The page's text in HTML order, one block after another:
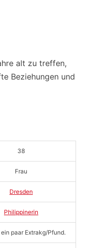
alt zu treffen,
Beziehungen und
38
Frau
Dresden
Philippinerin
paar Extrakg/Pfund.